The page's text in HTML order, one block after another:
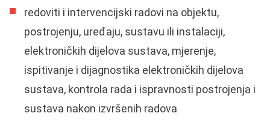
redoviti i intervencijski radovi na objektu,
postrojenju, uređaju, sustavu ili instalaciji,
elektroničkih dijelova sustava, mjerenje,
ispitivanje i dijagnostika elektroničkih dijelova
sustava, kontrola rada i ispravnosti postrojenja i
sustava nakon izvršenih radova